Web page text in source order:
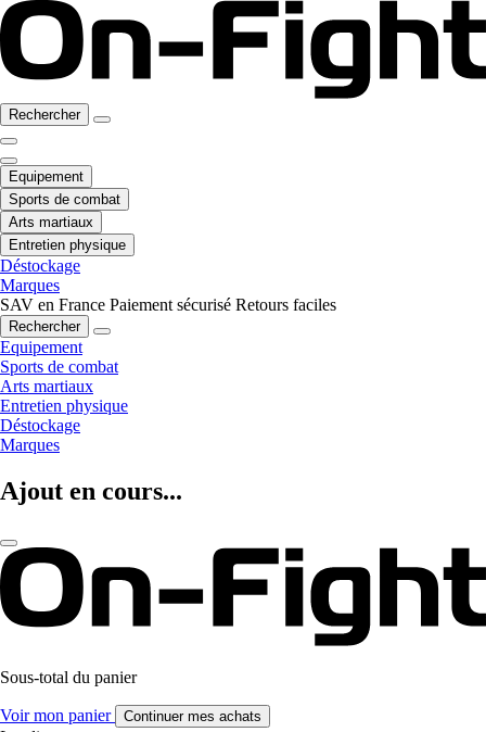
Rechercher
Equipement
Sports de combat
Arts martiaux
Entretien physique
Déstockage
Marques
SAV en France Paiement sécurisé Retours faciles
Rechercher
Equipement
Sports de combat
Arts martiaux
Entretien physique
Déstockage
Marques
Ajout en cours...
Sous-total du panier
Voir mon panier Continuer mes achats